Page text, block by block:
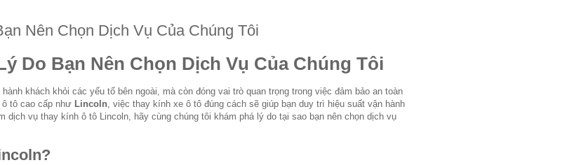
Nên Chọn Dịch Vụ Của Chúng Tôi
Do Bạn Nên Chọn Dịch Vụ Của Chúng Tôi
khách khỏi các yếu tố bên ngoài, mà còn đóng vai trò quan trọng trong việc đảm bảo an toàn
tô cao cấp như Lincoln , việc thay kính xe ô tô đúng cách sẽ giúp bạn duy trì hiệu suất vận hành
dịch vụ thay kính ô tô Lincoln, hãy cùng chúng tôi khám phá lý do tại sao bạn nên chọn dịch vụ